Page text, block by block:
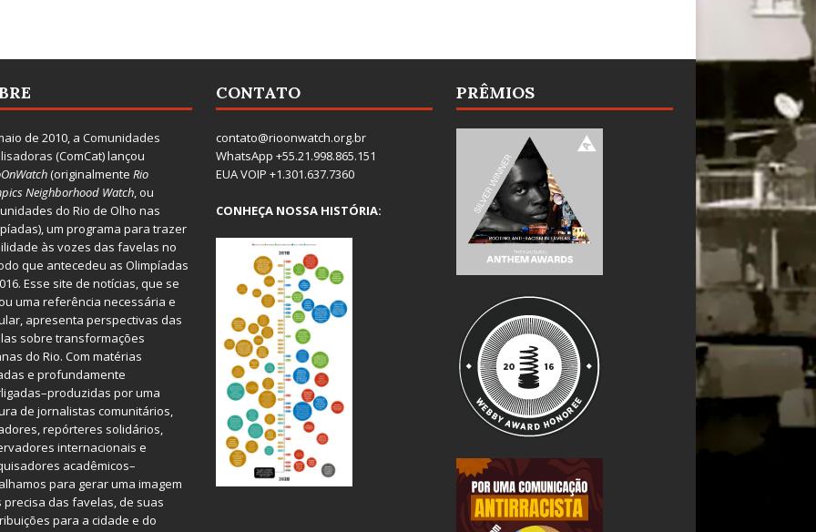
de 2010, a Comunidades
(ComCat) lançou
(originalmente Rio
Neighborhood Watch, ou
do Rio de Olho nas
um programa para trazer
às vozes das favelas no
que antecedeu as Olimpíadas
Esse site de notícias, que se
uma referência necessária e
apresenta perspectivas das
sobre transformações
do Rio. Com matérias
e profundamente
por uma
de jornalistas comunitários,
repórteres solidários,
internacionais e
acadêmicos–
para gerar uma imagem
precisa das favelas, de suas
para a cidade e do
CONTATO
contato@rioonwatch.org.br
WhatsApp +55.21.998.865.151
EUA VOIP +1.301.637.7360
CONHEÇA NOSSA HISTÓRIA:
PRÊMIOS